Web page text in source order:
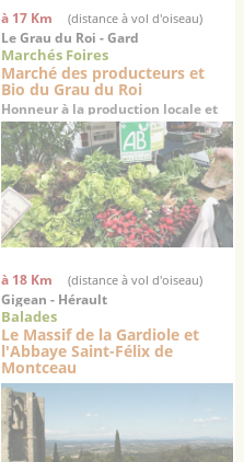
à 17 Km (distance à vol d'oiseau)
Le Grau du Roi - Gard
Marchés Foires
Marché des producteurs et
Bio du Grau du Roi
Honneur à la production locale et
aux produits biologiques
à 18 Km (distance à vol d'oiseau)
Gigean - Hérault
Balades
Le Massif de la Gardiole et
l'Abbaye Saint-Félix de
Montceau